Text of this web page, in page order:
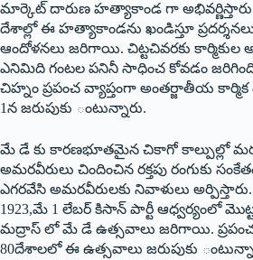
మార్కెట్‌ ‌దారుణ హత్యాకాండ గా
దేశాల్లో ఈ హత్యాకాండను ఖండిస్తూ
ఆందోళనలు జరిగాయి. చిట్టచివరకు కార్మికుల
ఎనిమిది గంటల పనినీ సాధించ కోవడం
చిహ్నం ప్రపంచ వ్యాప్తంగా అంతర్జాతీయ
1న జరుపుకు ంటున్నారు.
మే డే కు కారణభూతమైన చికాగో కాల్పుల్లో
అమరవీరులు చిందించిన రక్తపు రంగుకు
ఎగరవేసి అమరవీరులకు నివాళులు
1923,మే 1 లేబర్‌ ‌కిసాన్‌ ‌పార్టీ ఆధ్వర్యంలో
మద్రాస్‌ ‌లో మే డే ఉత్సవాలు జరిగాయి.
80దేశాలలో ఈ ఉత్సవాలు జరుపుకు